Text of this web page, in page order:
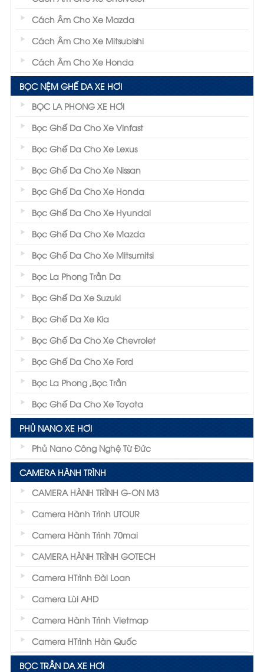
Cách Âm Cho Xe Mazda
Cách Âm Cho Xe Mitsubishi
Cách Âm Cho Xe Honda
BỌC NỆM GHẾ DA XE HƠI
BỌC LA PHONG XE HƠI
Bọc Ghế Da Cho Xe Vinfast
Bọc Ghế Da Cho Xe Lexus
Bọc Ghế Da Cho Xe Nissan
Bọc Ghế Da Cho Xe Honda
Bọc Ghế Da Cho Xe Hyundai
Bọc Ghế Da Cho Xe Mazda
Bọc Ghế Da Cho Xe Mitsumitsi
Bọc La Phong Trần Da
Bọc Ghế Da Xe Suzuki
Bọc Ghế Da Xe Kia
Bọc Ghế Da Cho Xe Chevrolet
Bọc Ghế Da Cho Xe Ford
Bọc La Phong ,Bọc Trần
Bọc Ghế Da Cho Xe Toyota
PHỦ NANO XE HƠI
Phủ Nano Công Nghệ Từ Đức
CAMERA HÀNH TRÌNH
CAMERA HÀNH TRÌNH G-ON M3
Camera Hành Trình UTOUR
Camera Hành Trình 70mai
CAMERA HÀNH TRÌNH GOTECH
Camera HTrình Đài Loan
Camera Lùi AHD
Camera Hành Trình Vietmap
Camera HTrình Hàn Quốc
BỌC TRẦN DA XE HƠI